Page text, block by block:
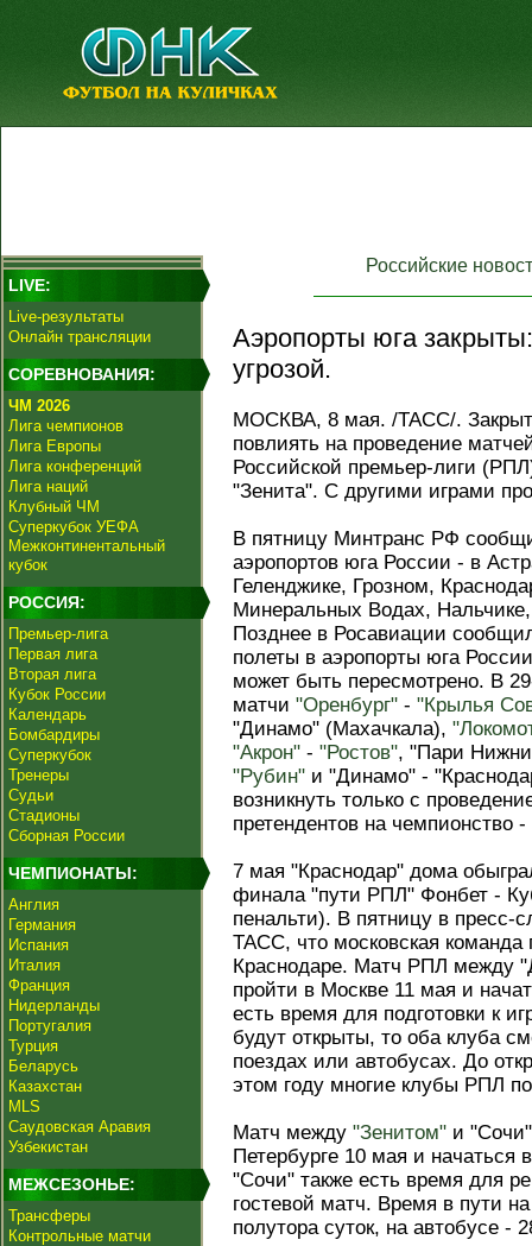
LIVE:
Live-результаты
Онлайн трансляции
СОРЕВНОВАНИЯ:
ЧМ 2026
Лига чемпионов
Лига Европы
Лига конференций
Лига наций
Клубный ЧМ
Суперкубок УЕФА
Межконтинентальный
кубок
РОССИЯ:
Премьер-лига
Первая лига
Вторая лига
Кубок России
Календарь
Бомбардиры
Суперкубок
Тренеры
Судьи
Стадионы
Сборная России
ЧЕМПИОНАТЫ:
Англия
Германия
Испания
Италия
Франция
Нидерланды
Португалия
Турция
Беларусь
Казахстан
MLS
Саудовская Аравия
Узбекистан
МЕЖСЕЗОНЬЕ:
Трансферы
Контрольные матчи
Российские
Аэропорты юга
угрозой.
МОСКВА, 8 мая. /ТАСС/.
повлиять на проведение
Российской премьер-лиги
"Зенита". С другими играми
В пятницу Минтранс РФ
аэропортов юга России - в
Геленджике, Грозном,
Минеральных Водах,
Позднее в Росавиации
полеты в аэропорты юга
может быть пересмотрено. В
матчи "Оренбург" - "Крылья
"Динамо" (Махачкала),
"Акрон" - "Ростов", "Пари
"Рубин" и "Динамо" -
возникнуть только с
претендентов на чемпионство
7 мая "Краснодар" дома
финала "пути РПЛ" Фонбет -
пенальти). В пятницу в
ТАСС, что московская команда
Краснодаре. Матч РПЛ между
пройти в Москве 11 мая и
есть время для подготовки к
будут открыты, то оба клуба
поездах или автобусах. До
этом году многие клубы РПЛ
Матч между "Зенитом" и
Петербурге 10 мая и
"Сочи" также есть время для
гостевой матч. Время в пути
полутора суток, на автобусе -